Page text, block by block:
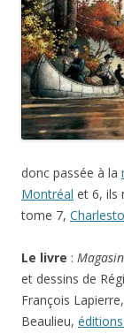
donc passée à la
Montréal et 6, ils
tome 7,
Le livre :
et dessins de
François
Beaulieu,